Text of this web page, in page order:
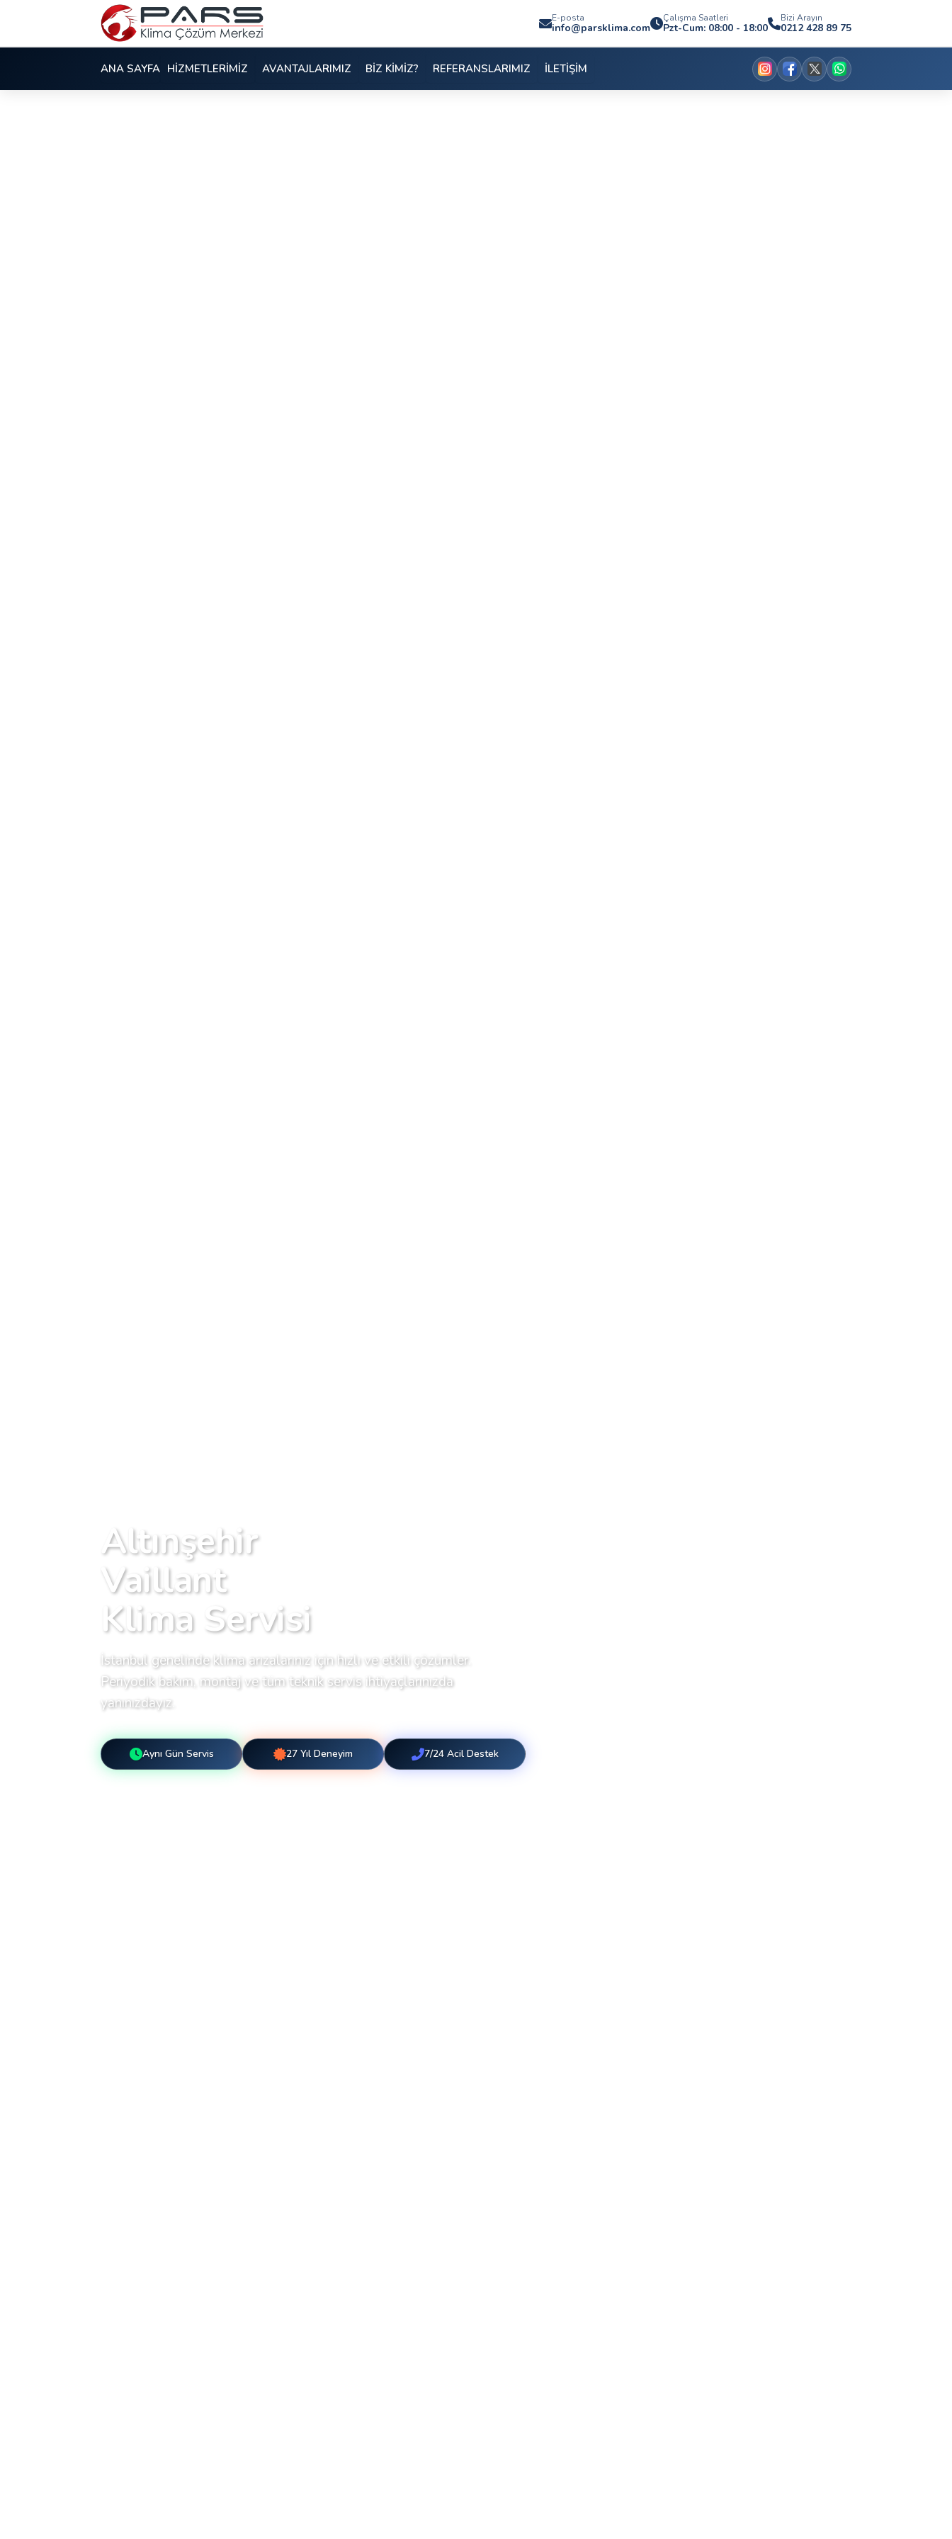
E-posta
info@parsklima.com
Çalışma Saatleri
Pzt-Cum: 08:00 - 18:00
Bizi Arayın
0212 428 89 75
ANA SAYFA HİZMETLERİMİZ AVANTAJLARIMIZ BİZ KİMİZ? REFERANSLARIMIZ İLETİŞİM
Altınşehir
Vaillant
Klima Servisi
İstanbul genelinde klima arızalarınız için hızlı ve etkili çözümler.
Periyodik bakım, montaj ve tüm teknik servis ihtiyaçlarınızda
yanınızdayız.
Aynı Gün Servis 27 Yıl Deneyim 7/24 Acil Destek